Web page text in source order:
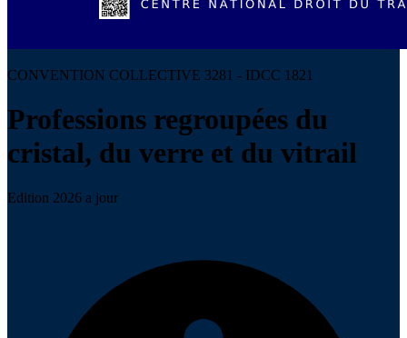
CONVENTION COLLECTIVE 3281 - IDCC 1821
Professions regroupées du
cristal, du verre et du vitrail
Edition 2026 a jour